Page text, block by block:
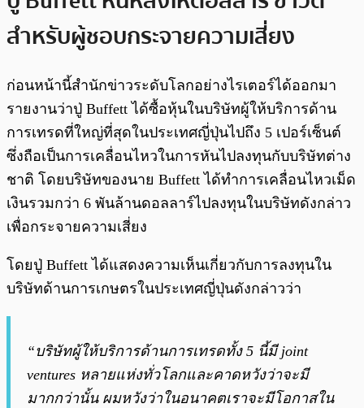
สำหรับผู้ชอบกระจายความเสี่ยง
ก่อนหน้านี้สำนักข่าวระดับโลกอย่างไรเตอร์ได้ออกมา
รายงานว่าปู่ Buffett ได้ซื้อหุ้นในบริษัทผู้ให้บริการด้าน
การเทรดที่ใหญ่ที่สุดในประเทศญี่ปุ่นไปถึง 5 เปอร์เซ็นต์
ซึ่งถือเป็นการเคลื่อนไหวในการหันไปลงทุนกับบริษัทต่าง
ชาติ โดยบริษัทของนาย Buffett ได้ทำการเคลื่อนไหวเม็ด
เงินรวมกว่า 6 พันล้านดอลลาร์ไปลงทุนในบริษัทดังกล่าว
เพื่อกระจายความเสี่ยง
โดยปู่ Buffett ได้แสดงความเห็นเกี่ยวกับการลงทุนใน
บริษัทด้านการเกษตรในประเทศญี่ปุ่นดังกล่าวว่า
“บริษัทผู้ให้บริการด้านการเทรดทั้ง 5 นี้มี joint
ventures หลายแห่งทั่วโลกและคาดหวังว่าจะมี
มากกว่านั้น ผมหวังว่าในอนาคตเราจะมีโอกาสใน